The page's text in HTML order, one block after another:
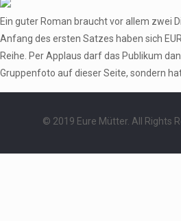
Ein guter Roman braucht vor allem zwei
Anfang des ersten Satzes haben sich
Reihe. Per Applaus darf das Publikum
Gruppenfoto auf dieser Seite, sondern
© 2019 Eure Mütter. All Rights